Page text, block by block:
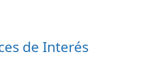
de Interés